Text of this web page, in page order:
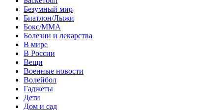
Безумный мир
Биатлон/Лыжи
Бокс/MMA
Болезни и лекарства
В мире
В России
Вещи
Военные новости
Волейбол
Гаджеты
Дети
Дом и сад